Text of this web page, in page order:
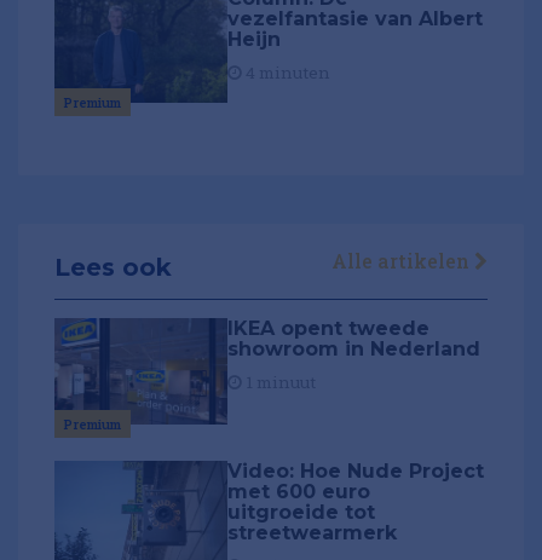
Premium
vezelfantasie van Albert
Heijn
Lees ook Alle artikelen
Premium
IKEA opent tweede
showroom in Nederland
Video: Hoe Nude Project
met 600 euro
uitgroeide tot
streetwearmerk